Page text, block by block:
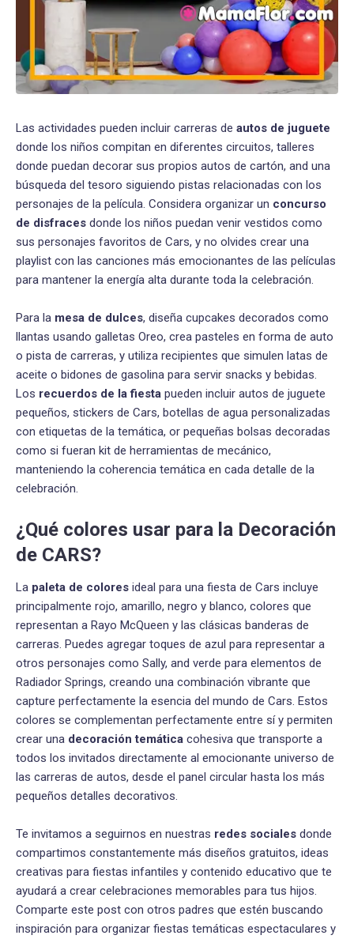
Las actividades pueden incluir carreras de autos de juguete
donde los niños compitan en diferentes circuitos, talleres
donde puedan decorar sus propios autos de cartón, and una
búsqueda del tesoro siguiendo pistas relacionadas con los
personajes de la película. Considera organizar un concurso
de disfraces donde los niños puedan venir vestidos como
sus personajes favoritos de Cars, y no olvides crear una
playlist con las canciones más emocionantes de las películas
para mantener la energía alta durante toda la celebración.
Para la mesa de dulces, diseña cupcakes decorados como
llantas usando galletas Oreo, crea pasteles en forma de auto
o pista de carreras, y utiliza recipientes que simulen latas de
aceite o bidones de gasolina para servir snacks y bebidas.
Los recuerdos de la fiesta pueden incluir autos de juguete
pequeños, stickers de Cars, botellas de agua personalizadas
con etiquetas de la temática, or pequeñas bolsas decoradas
como si fueran kit de herramientas de mecánico,
manteniendo la coherencia temática en cada detalle de la
celebración.
¿Qué colores usar para la Decoración
de CARS?
La paleta de colores ideal para una fiesta de Cars incluye
principalmente rojo, amarillo, negro y blanco, colores que
representan a Rayo McQueen y las clásicas banderas de
carreras. Puedes agregar toques de azul para representar a
otros personajes como Sally, and verde para elementos de
Radiador Springs, creando una combinación vibrante que
capture perfectamente la esencia del mundo de Cars. Estos
colores se complementan perfectamente entre sí y permiten
crear una decoración temática cohesiva que transporte a
todos los invitados directamente al emocionante universo de
las carreras de autos, desde el panel circular hasta los más
pequeños detalles decorativos.
Te invitamos a seguirnos en nuestras redes sociales donde
compartimos constantemente más diseños gratuitos, ideas
creativas para fiestas infantiles y contenido educativo que te
ayudará a crear celebraciones memorables para tus hijos.
Comparte este post con otros padres que estén buscando
inspiración para organizar fiestas temáticas espectaculares y